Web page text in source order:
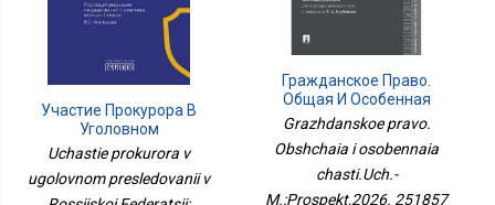
Участие Прокурора В
Уголовном
Преследовании В
Российской Федерации:
Альбом Схем На Русс. И
Uchastie prokurora v
ugolovnom presledovanii v
Гражданское Право.
Общая И Особенная
Части.Уч.-
М.:Проспект,2026.
251857
Grazhdanskoe pravo.
Obshchaia i osobennaia
chasti.Uch.-
M.:Prospekt,2026. 251857